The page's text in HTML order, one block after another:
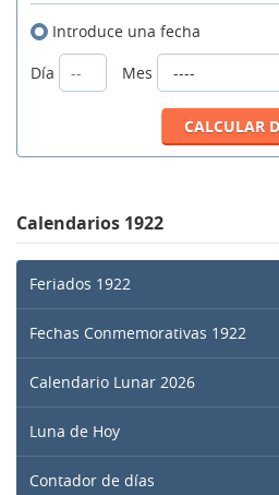
Introduce una fecha
Día
Mes
Calendarios 1922
Feriados 1922
Fechas Conmemorativas 1922
Calendario Lunar 2026
Luna de Hoy
Contador de días